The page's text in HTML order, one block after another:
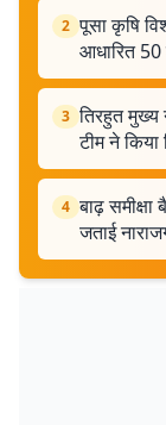
2 पूसा कृषि
आधारित 50
3 तिरहुत मुख्य
टीम ने किया
4 बाढ़
जताई